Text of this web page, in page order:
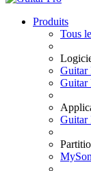
Produits
Tous
Guitar
Guitar
Guitar